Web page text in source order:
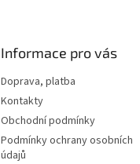
Informace pro vás
Doprava, platba
Kontakty
Obchodní podmínky
Podmínky ochrany osobních
údajů